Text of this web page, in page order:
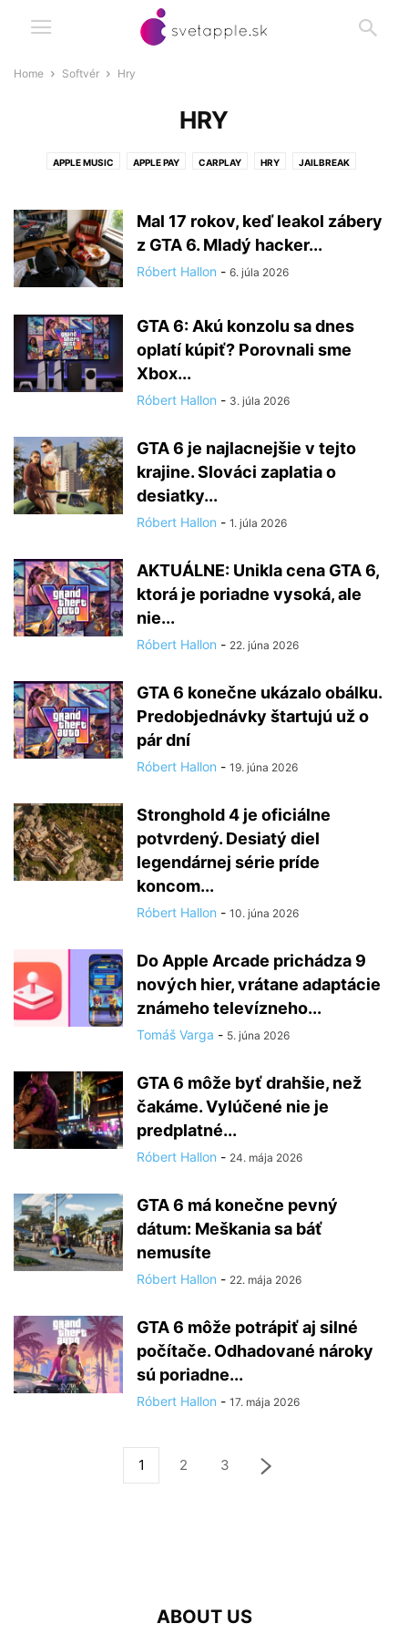
Home Softvér Hry
HRY
APPLE MUSIC APPLE PAY CARPLAY HRY JAILBREAK
Mal 17 rokov, keď leakol zábery
z GTA 6. Mladý hacker...
Róbert Hallon - 6. júla 2026
GTA 6: Akú konzolu sa dnes
oplatí kúpiť? Porovnali sme
Xbox...
Róbert Hallon - 3. júla 2026
GTA 6 je najlacnejšie v tejto
krajine. Slováci zaplatia o
desiatky...
Róbert Hallon - 1. júla 2026
AKTUÁLNE: Unikla cena GTA 6,
ktorá je poriadne vysoká, ale
nie...
Róbert Hallon - 22. júna 2026
GTA 6 konečne ukázalo obálku.
Predobjednávky štartujú už o
pár dní
Róbert Hallon - 19. júna 2026
Stronghold 4 je oficiálne
potvrdený. Desiatý diel
legendárnej série príde
koncom...
Róbert Hallon - 10. júna 2026
Do Apple Arcade prichádza 9
nových hier, vrátane adaptácie
známeho televízneho...
Tomáš Varga - 5. júna 2026
GTA 6 môže byť drahšie, než
čakáme. Vylúčené nie je
predplatné...
Róbert Hallon - 24. mája 2026
GTA 6 má konečne pevný
dátum: Meškania sa báť
nemusíte
Róbert Hallon - 22. mája 2026
GTA 6 môže potrápiť aj silné
počítače. Odhadované nároky
sú poriadne...
Róbert Hallon - 17. mája 2026
1 2 3
ABOUT US